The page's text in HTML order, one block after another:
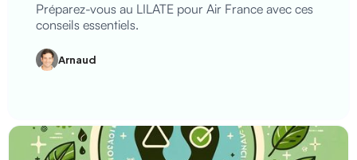
Préparez-vous au LILATE pour Air France avec ces
conseils essentiels.
Arnaud